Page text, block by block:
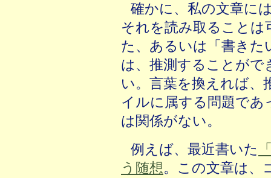
確かに、私の文章に
それを読み取ることは
た、あるいは「書きた
は、推測することが
い。言葉を換えれば、
イルに属する問題で
は関係がない。
例えば、最近書いた
う随想。この文章は、